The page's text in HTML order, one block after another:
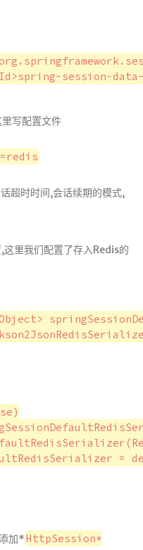
写配置文件
超时时间,会话续期的模式,
里我们配置了存入Redis的
加*HttpSession*